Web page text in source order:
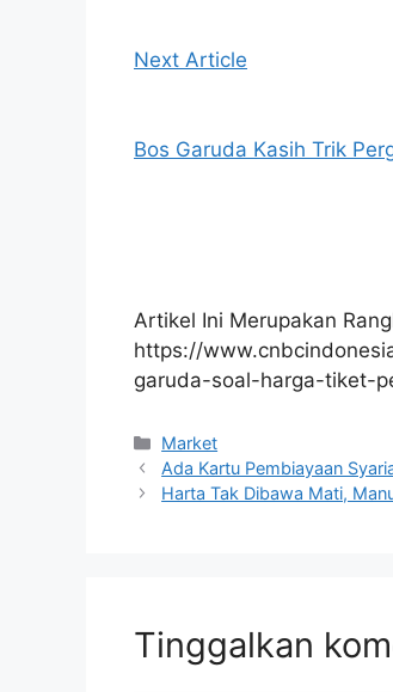
Next Article
Bos Garuda Kasih Trik
Artikel Ini Merupakan
https://
garuda-soal-harga-tiket-
Kategori
Market
Ada Kartu Pembiayaan
Harta Tak Dibawa Mati,
Tinggalkan